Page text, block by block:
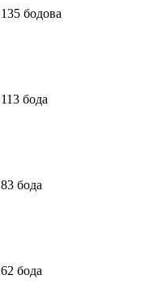
135 бодова
113 бода
83 бода
62 бода